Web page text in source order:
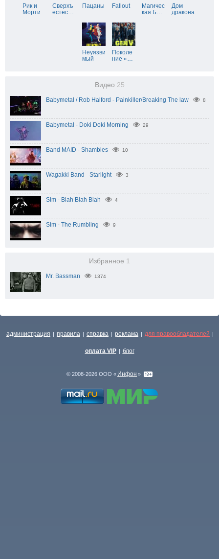
Рик и
Морти
Сверхъ
естес…
Пацаны Fallout
Магичес
кая Б…
Дом
дракона
Неуязви
мый
Поколе
ние «…
Видео 25
Babymetal / Rob Halford - Painkiller/Breaking The law 8
Babymetal - Doki Doki Morning 29
Band MAID - Shambles 10
Wagakki Band - Starlight 3
Sim - Blah Blah Blah 4
Sim - The Rumbling 9
Избранное 1
Mr. Bassman 1374
администрация | правила | справка | реклама | для правообладателей |
оплата VIP | блог
© 2008-2026 ООО « Инфон »